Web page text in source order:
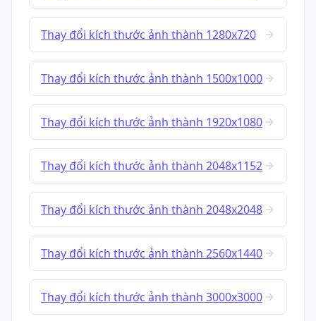
Thay đổi kích thước ảnh thành 1280x720
Thay đổi kích thước ảnh thành 1500x1000
Thay đổi kích thước ảnh thành 1920x1080
Thay đổi kích thước ảnh thành 2048x1152
Thay đổi kích thước ảnh thành 2048x2048
Thay đổi kích thước ảnh thành 2560x1440
Thay đổi kích thước ảnh thành 3000x3000